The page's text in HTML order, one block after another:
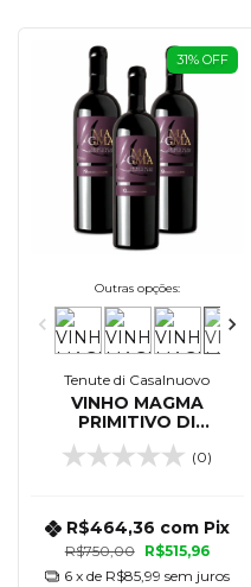
31% OFF
Outras opções:
Tenute di Casalnuovo
VINHO MAGMA
PRIMITIVO DI
MANDURIA DOP 750
ML - KIT 03 UNIDADES
(0)
R$750,00 R$515,96
R$464,36 com Pix
6 x de R$85,99 sem juros